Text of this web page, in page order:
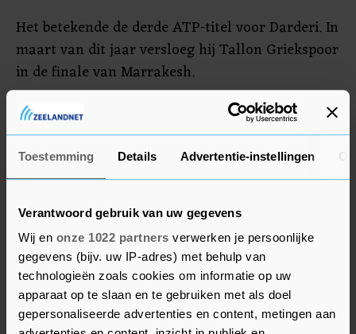
Toestemming Details Advertentie-instellingen
Verantwoord gebruik van uw gegevens
Wij en onze 1022 partners verwerken je persoonlijke
gegevens (bijv. uw IP-adres) met behulp van
technologieën zoals cookies om informatie op uw
apparaat op te slaan en te gebruiken met als doel
gepersonaliseerde advertenties en content, metingen aan
Het betekende de derde ATP-titel voor Darderi. In
maart van dit jaar versloeg hij Tallon Griekspoor
in de finale van Marrakesh.
De Jong verdiende 52.890 euro met zijn verloren
finale. "Ik begon erg goed vandaag, maar toen
startte hij zijn motoren. Hij brengt zoveel
energie. Hij verdiende te winnen", zei De Jong na
afloop op de baan. "Het was een van de beste
weken uit mijn leven. Ik hoop dat er nog meer
van zulke weken volgen."